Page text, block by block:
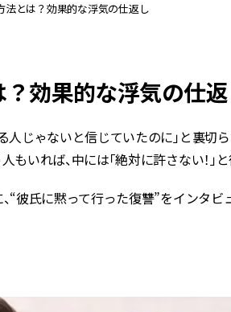
法とは？効果的な浮気の仕返し
効果的な浮気の仕
人じゃないと信じていたのに」と裏切
いれば、中には「絶対に許さない！」
“彼氏に黙って行った復讐”をインタビ
BEAUTY Aug, 5, 2026